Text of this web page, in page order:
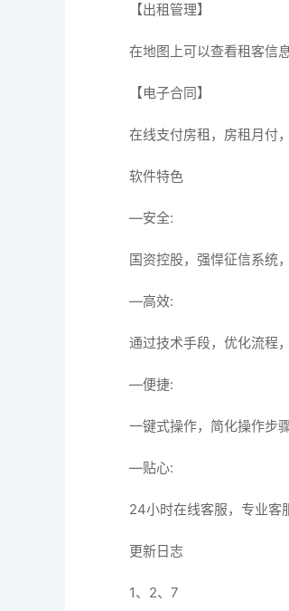
【出租管理】
在地图上可以查看租客信
【电子合同】
在线支付房租，房租月付
软件特色
—安全:
国资控股，强悍征信系统
—高效:
通过技术手段，优化流程
—便捷:
一键式操作，简化操作步
—贴心:
24小时在线客服，专业客
更新日志
1、2、7